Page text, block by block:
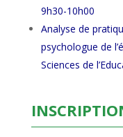
9h30-10h00
Analyse de
psychologue de
Sciences de